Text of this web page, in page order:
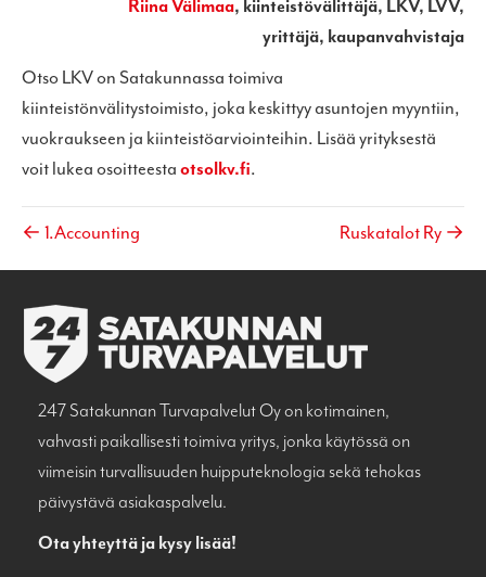
Riina Välimaa, kiinteistövälittäjä, LKV, LVV,
yrittäjä, kaupanvahvistaja
Otso LKV on Satakunnassa toimiva
kiinteistönvälitystoimisto, joka keskittyy asuntojen myyntiin,
vuokraukseen ja kiinteistöarviointeihin. Lisää yrityksestä
voit lukea osoitteestaotsolkv.fi.
← 1.Accounting Ruskatalot Ry →
247 Satakunnan Turvapalvelut Oy on kotimainen,
vahvasti paikallisesti toimiva yritys, jonka käytössä on
viimeisin turvallisuuden huipputeknologia sekä tehokas
päivystävä asiakaspalvelu.
Ota yhteyttä ja kysy lisää!